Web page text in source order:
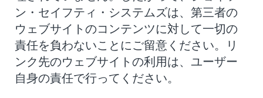
ン・セイフティ・システムズは、第三者の
ウェブサイトのコンテンツに対して一切の
責任を負わないことにご留意ください。リ
ンク先のウェブサイトの利用は、ユーザー
自身の責任で行ってください。